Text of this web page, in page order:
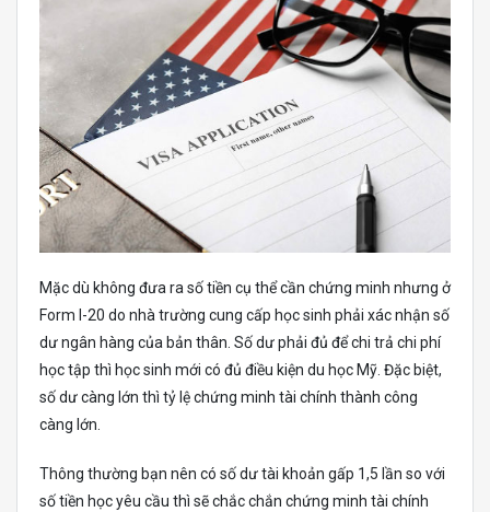
Mặc dù không đưa ra số tiền cụ thể cần chứng minh nhưng ở
Form I-20 do nhà trường cung cấp học sinh phải xác nhận số
dư ngân hàng của bản thân. Số dư phải đủ để chi trả chi phí
học tập thì học sinh mới có đủ điều kiện du học Mỹ. Đặc biệt,
số dư càng lớn thì tỷ lệ chứng minh tài chính thành công
càng lớn.
Thông thường bạn nên có số dư tài khoản gấp 1,5 lần so với
số tiền học yêu cầu thì sẽ chắc chắn chứng minh tài chính